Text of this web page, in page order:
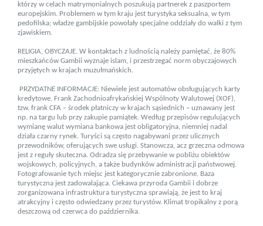
którzy w celach matrymonialnych poszukują partnerek z paszportem
europejskim. Problemem w tym kraju jest turystyka seksualna, w tym
pedofilska; władze gambijskie powołały specjalne oddziały do walki z tym
zjawiskiem.
RELIGIA, OBYCZAJE. W kontaktach z ludnością należy pamiętać, że 80%
mieszkańców Gambii wyznaje islam, i przestrzegać norm obyczajowych
przyjętych w krajach muzułmańskich.
PRZYDATNE INFORMACJE: Niewiele jest automatów obsługujących karty
kredytowe. Frank Zachodnioafrykańskiej Wspólnoty Walutowej (XOF),
tzw. frank CFA – środek płatniczy w krajach sąsiednich – uznawany jest
np. na targu lub przy zakupie pamiątek. Według przepisów regulujących
wymianę walut wymiana bankowa jest obligatoryjna, niemniej nadal
działa czarny rynek. Turyści są często nagabywani przez ulicznych
przewodników, oferujących swe usługi. Stanowcza, acz grzeczna odmowa
jest z reguły skuteczna. Odradza się przebywanie w pobliżu obiektów
wojskowych, policyjnych, a także budynków administracji państwowej.
Fotografowanie tych miejsc jest kategorycznie zabronione. Baza
turystyczna jest zadowalająca. Ciekawa przyroda Gambii i dobrze
zorganizowana infrastruktura turystyczna sprawiają, że jest to kraj
atrakcyjny i często odwiedzany przez turystów. Klimat tropikalny z porą
deszczową od czerwca do października.